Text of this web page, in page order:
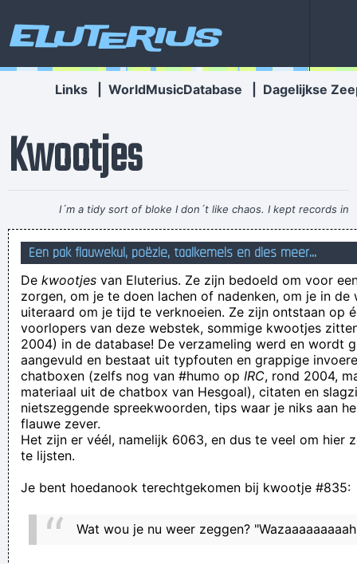
Eluterius
Links WorldMusicDatabase Dagelijkse
Kwootjes
I´m a tidy sort of bloke I don´t like chaos. I kept records in
the record rack, tea in the tea caddy, and pot in the pot box
~ George Harrison
Salmay Dalmay Adonay
Man (57) is terreur van zijn moeder (84) beu en gaat in
hongerstakink
Wie heeft er nog ergens een heks staan die je niet meer wilt
ik ben er heel blij mee (geen oma's of zo)
Als ik mijn outfit aantrek en nog eens goed in de spiegel kijk,
denk ik toch onmiddellijk: “Wat ben ik een gralijk lelijk wijf,
zeg.”
weet ge wa IK denk? da ge stillekesaan misschien beter eens
Een pak flauwekul, poëzie, taalkemels en dies meer...
De kwootjes van Eluterius. Ze zijn bedoeld om voor
zorgen, om je te doen lachen of nadenken, om je in de
uiteraard om je tijd te verknoeien. Ze zijn ontstaan op
voorlopers van deze webstek, sommige kwootjes
2004) in de database! De verzameling werd en wordt
aangevuld en bestaat uit typfouten en grappige
chatboxen (zelfs nog van #humo op IRC, rond 2004,
materiaal uit de chatbox van Hesgoal), citaten en
nietszeggende spreekwoorden, tips waar je niks aan
flauwe zever.
Het zijn er véél, namelijk 6063, en dus te veel om hier
te lijsten.
Je bent hoedanook terechtgekomen bij kwootje #835:
Wat wou je nu weer zeggen?